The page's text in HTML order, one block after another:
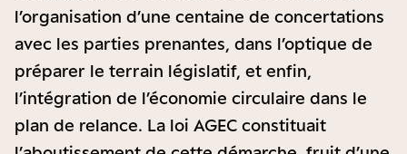
l’organisation d’une centaine de concertations
avec les parties prenantes, dans l’optique de
préparer le terrain législatif, et enfin,
l’intégration de l’économie circulaire dans le
plan de relance. La loi AGEC constituait